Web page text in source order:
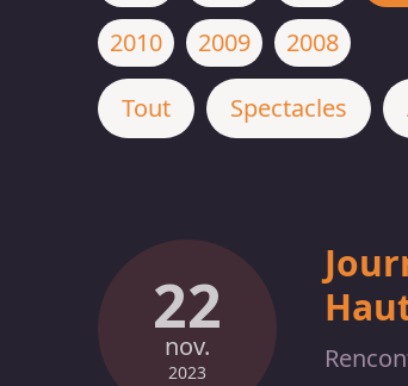
2010
2009 2008
Tout Spectacles
22
nov.
2023